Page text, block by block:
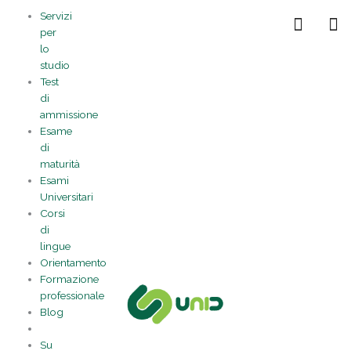
contenuto
Servizi
per
lo
studio
Test
di
ammissione
Esame
di
maturità
Esami
Universitari
Corsi
di
lingue
Orientamento
Formazione
professionale
Blog
Su